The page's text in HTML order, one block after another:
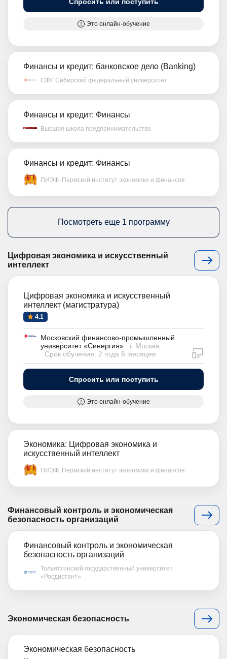
Спросить или поступить
Это онлайн-обучение
Финансы и кредит: банковское дело (Banking)
СФУ. Сибирский федеральный университет
Финансы и кредит: Финансы
Высшая школа предпринимательства
Финансы и кредит: Финансы
ПИЭФ. Пермский институт экономики и финансов
Посмотреть еще 1 программу
Цифровая экономика и искусственный
интеллект
Цифровая экономика и искусственный
интеллект (магистратура)
4.1
Московский финансово-промышленный
университет «Синергия»
г. Москва
Срок обучения: 2 года 6 месяцев
Спросить или поступить
Это онлайн-обучение
Экономика: Цифровая экономика и
искусственный интеллект
ПИЭФ. Пермский институт экономики и финансов
Финансовый контроль и экономическая
безопасность организаций
Финансовый контроль и экономическая
безопасность организаций
Тольяттинский государственный университет
«Росдистант»
Экономическая безопасность
Экономическая безопасность